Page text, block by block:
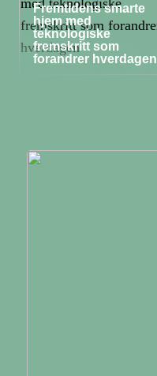
Fremtidens smarte
hjem med
teknologiske
fremskritt som
forandrer hverdagen